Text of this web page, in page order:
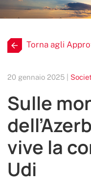
Torna agli
20 gennaio 2025 |
Sulle
vive la
Udi